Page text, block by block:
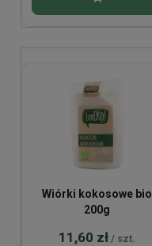
Wiórki kokosowe bio
200g
11,60 zł / szt.